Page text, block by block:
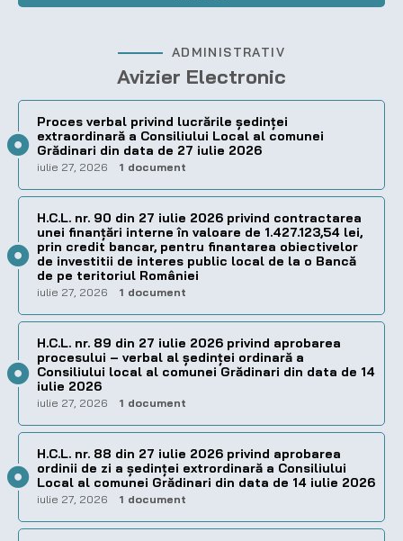
ADMINISTRATIV
Avizier Electronic
Proces verbal privind lucrările ședinței
extraordinară a Consiliului Local al comunei
Grădinari din data de 27 iulie 2026
iulie 27, 2026 1 document
H.C.L. nr. 90 din 27 iulie 2026 privind contractarea
unei finanțări interne în valoare de 1.427.123,54 lei,
prin credit bancar, pentru finantarea obiectivelor
de investitii de interes public local de la o Bancă
de pe teritoriul României
iulie 27, 2026 1 document
H.C.L. nr. 89 din 27 iulie 2026 privind aprobarea
procesului – verbal al şedinţei ordinară a
Consiliului local al comunei Grădinari din data de 14
iulie 2026
iulie 27, 2026 1 document
H.C.L. nr. 88 din 27 iulie 2026 privind aprobarea
ordinii de zi a şedinţei extrordinară a Consiliului
Local al comunei Grădinari din data de 14 iulie 2026
iulie 27, 2026 1 document